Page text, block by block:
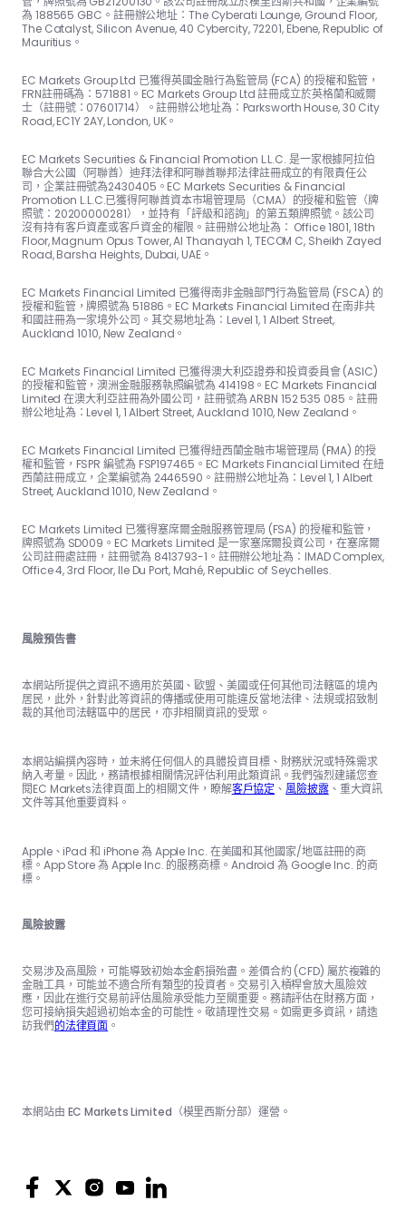
為 188565 GBC。註冊辦公地址：The Cyber​​ati Lounge, Ground Floor,
The Catalyst, Silicon Avenue, 40 Cyber​​city, 72201, Ebene, Republic of
Mauritius。
EC Markets Group Ltd 已獲得英國金融行為監管局 (FCA) 的授權和監管，
FRN註冊碼為：57188​​1。EC Markets Group Ltd 註冊成立於英格蘭和威爾
士（註冊號：07601714）。註冊辦公地址為：Parksworth House, 30 City
Road, EC1Y 2AY, London, UK。
EC Markets Securities & Financial Promotion L.L.C. 是一家根據阿拉伯
聯合大公國（阿聯酋）迪拜法律和阿聯酋聯邦法律註冊成立的有限責任公
司，企業註冊號為2430405。EC Markets Securities & Financial
Promotion L.L.C.已獲得阿聯酋資本市場管理局（CMA）的授權和監管（牌
照號：20200000281），並持有「評級和諮詢」的第五類牌照號。該公司
沒有持有客戶資產或客戶資金的權限。註冊辦公地址為： Office 1801, 18th
Floor, Magnum Opus Tower, Al Thanayah 1, TECOM C, Sheikh Zayed
Road, Barsha Heights, Dubai, UAE。
EC Markets Financial Limited 已獲得南非金融部門行為監管局 (FSCA) 的
授權和監管，牌照號為 51886。EC Markets Financial Limited 在南非共
和國註冊為一家境外公司。其交易地址為：Level 1, 1 Albert Street,
Auckland 1010, New Zealand。
EC Markets Financial Limited 已獲得澳大利亞證券和投資委員會 (ASIC)
的授權和監管，澳洲金融服務執照編號為 414198。EC Markets Financial
Limited 在澳大利亞註冊為外國公司，註冊號為 ARBN 152 535 085。註冊
辦公地址為：Level 1, 1 Albert Street, Auckland 1010, New Zealand。
EC Markets Financial Limited 已獲得紐西蘭金融市場管理局 (FMA) 的授
權和監管，FSPR 編號為 FSP197465。EC Markets Financial Limited 在紐
西蘭註冊成立，企業編號為 2446590。註冊辦公地址為：Level 1, 1 Albert
Street, Auckland 1010, New Zealand。
EC Markets Limited 已獲得塞席爾金融服務管理局 (FSA) 的授權和監管，
牌照號為 SD009。EC Markets Limited 是一家塞席爾投資公司，在塞席爾
公司註冊處註冊，註冊號為 8413793-1。註冊辦公地址為：IMAD Complex,
Office 4, 3rd Floor, Ile Du Port, Mahé, Republic of Seychelles.
風險預告書
本網站所提供之資訊不適用於英國、歐盟、美國或任何其他司法轄區的境內
居民，此外，針對此等資訊的傳播或使用可能違反當地法律、法規或招致制
裁的其他司法轄區中的居民，亦非相關資訊的受眾。
本網站編撰內容時，並未將任何個人的具體投資目標、財務狀況或特殊需求
納入考量。因此，務請根據相關情況評估利用此類資訊。我們強烈建議您查
閱EC Markets法律頁面上的相關文件，瞭解客戶協定 、風險披露、重大資訊
文件等其他重要資料。
Apple、iPad 和 iPhone 為 Apple Inc. 在美國和其他國家/地區註冊的商
標。App Store 為 Apple Inc. 的服務商標。Android 為 Google Inc. 的商
標。
風險披露
交易涉及高風險，可能導致初始本金虧損殆盡。差價合約 (CFD) 屬於複雜的
金融工具，可能並不適合所有類型的投資者。交易引入槓桿會放大風險效
應，因此在進行交易前評估風險承受能力至關重要。務請評估在財務方面，
您可接納損失超過初始本金的可能性。敬請理性交易。如需更多資訊，請造
訪我們的法律頁面 。
本網站由 EC Markets Limited（模里西斯分部）運營。